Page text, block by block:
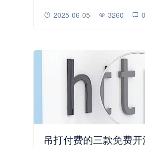
2025-06-05 3260 0
吊打付费的三款免费开